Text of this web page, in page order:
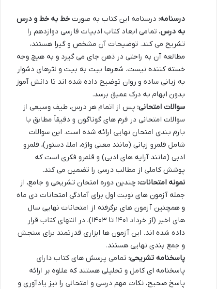
درسنامه: درسنامه این کتاب به صورت خط به خط و درس
به درس، تمامی ابعاد کتاب ادبیات فارسی دوازدهم را
تشریح می کند. توضیحات آن مشخص و گیرا هستند،
مطالعه آن به راحتی در ذهن جای می گیرد و به هیچ وجه
خسته کننده نیست. شعرها بیت به بیت و نثرهای دشوار
به زبانی ساده و روان توضیح داده شده اند تا دانش آموز
بدون ابهام به درک عمیق برسد.
سوالات امتحانی: پس از اتمام هر درس، طیف وسیعی از
سوالات امتحانی در فرم های گوناگون و دقیقاً مطابق با
بارم بندی امتحان نهایی ارائه شده است. این سوالات
شامل قلمرو زبانی (مانند معنی واژه، املا، دستور)، قلمرو
ادبی (مانند آرایه های ادبی) و قلمرو فکری است که
پوشش کاملی از مطالب درسی را تضمین می کند.
نمونه امتحانات: چندین دوره امتحان تشریحی و جامع، از
جمله آزمون های نوبت اول برای آمادگی امتحانات دی ماه
و همچنین آزمون های برگرفته از امتحانات نهایی سال
های اخیر (از خرداد ۱۴۰۱ تا ۱۴۰۳)، در انتهای کتاب قرار
داده شده اند. این آزمون ها ابزاری قدرتمند برای سنجش
و جمع بندی نهایی هستند.
پاسخنامه تشریحی: تمامی پرسش های کتاب دارای
پاسخنامه ای کامل و تحلیلی هستند که علاوه بر ارائه
پاسخ صحیح، نکات مهم درسی و امتحانی را نیز یادآوری و